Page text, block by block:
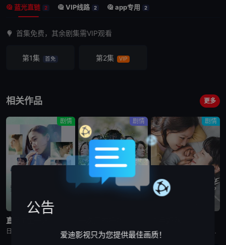
距离杂志发售，仅剩72小时。
激烈较量正式拉开序幕。
黑暗之中 —— 因某
流涌动的图谋，究竟会将她们引向何方？
蓝光直链 2 VIP线路 2 app专用 2
首集免费，其余剧集需VIP观看
第1集 首免 第2集 VIP
相关作品 更多
剧情
更新至第4集
直到T恤干透
日剧《直到T恤干透》又名：直到T恤干了为止(台),T恤晾干为止,T恤渐干,Until the T-Shirt Dries,Ｔシャツが乾くまで，讲述了：40岁的杂志编辑咲子（苍井优 饰）原本深信自己拥有
剧情
日剧《一次元的扦插》又名：一次元的紫阳花,Labyrinth of Hortensia and the Minotaur,一次元の挿し木，讲述了：遗传学研究室的博士生七濑悠（山田凉介 饰）一直无法走出
剧情
日剧《杀手妈咪》又名：主妇杀手,有夫之妇杀手,Married Woman Killer,A Bona Fide Killer,유부녀 킬러，讲述了：改编自同名漫画。35岁的俞宝娜过着相夫教子的普通生活
公告
爱迪影视只为您提供最佳画质！